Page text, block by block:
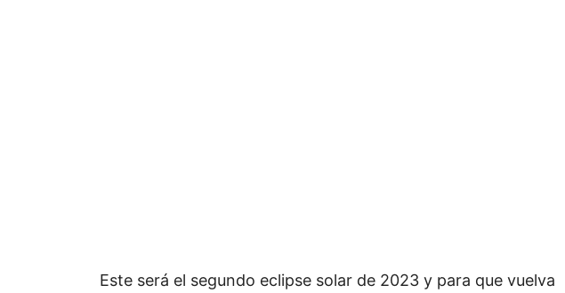
Este será el segundo eclipse solar de 2023 y para que vuelva